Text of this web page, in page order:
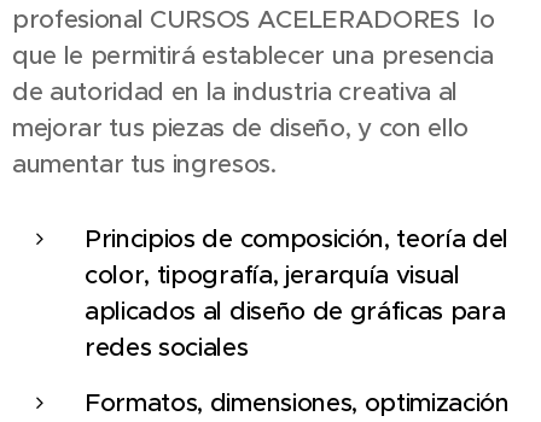
profesional CURSOS ACELERADORES lo
que le permitirá establecer una presencia
de autoridad en la industria creativa al
mejorar tus piezas de diseño, y con ello
aumentar tus ingresos.
Principios de composición, teoría del
color, tipografía, jerarquía visual
aplicados al diseño de gráficas para
redes sociales
Formatos, dimensiones, optimización